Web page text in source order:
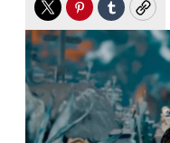
TwitterPinterest
Tumblr